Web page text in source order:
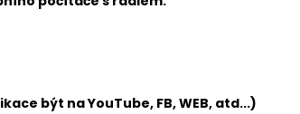
být na YouTube, FB, WEB, atd...)